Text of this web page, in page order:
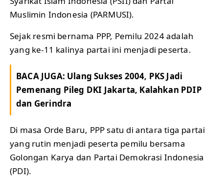
Muslimin Indonesia (PARMUSI).
Sejak resmi bernama PPP, Pemilu 2024 adalah
yang ke-11 kalinya partai ini menjadi peserta.
BACA JUGA: Ulang Sukses 2004, PKS Jadi
Pemenang Pileg DKI Jakarta, Kalahkan PDIP
dan Gerindra
Di masa Orde Baru, PPP satu di antara tiga partai
yang rutin menjadi peserta pemilu bersama
Golongan Karya dan Partai Demokrasi Indonesia
(PDI).